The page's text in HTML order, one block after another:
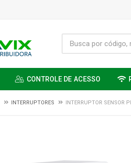
CONTROLE DE ACESSO
INTERRUPTORES INTERRUPTOR SENSOR